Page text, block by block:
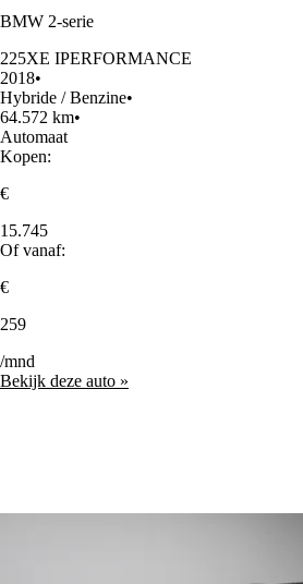
BMW 2-serie
225XE IPERFORMANCE
2018•
Hybride / Benzine•
64.572 km•
Automaat
Kopen:
€
15.745
Of vanaf:
€
259
/mnd
Bekijk deze auto »